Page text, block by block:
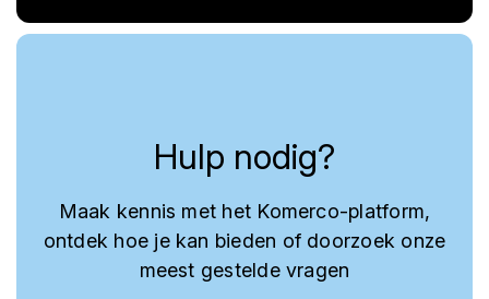
Hulp nodig?
Maak kennis met het Komerco-platform,
ontdek hoe je kan bieden of doorzoek onze
meest gestelde vragen